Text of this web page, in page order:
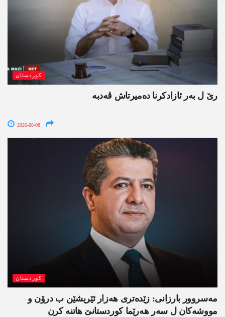
کوردستان
رێ ل بەر ئازادکرنا دەمیرتاش ڤەدبە
2026-08-08
کوردستان
مەسروور بارزانی: زێدەتری ھەزار ئێریشێن ب درۆن و
مووشەکان ل سەر ھەرێما کوردستانێ ھاتنە کرن